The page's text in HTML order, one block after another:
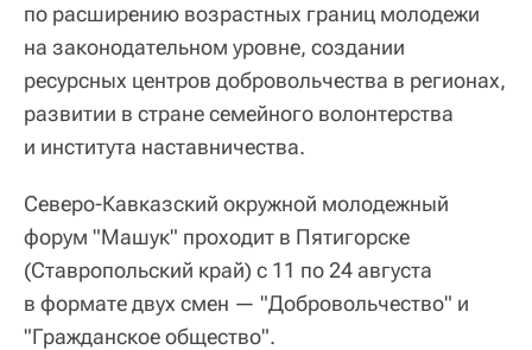
по расширению возрастных границ молодежи
на законодательном уровне, создании
ресурсных центров добровольчества в регионах,
развитии в стране семейного волонтерства
и института наставничества.
Северо-Кавказский окружной молодежный
форум "Машук" проходит в Пятигорске
(Ставропольский край) с 11 по 24 августа
в формате двух смен — "Добровольчество" и
"Гражданское общество".